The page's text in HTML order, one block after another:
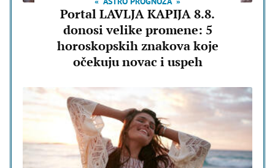
Portal LAVLJA KAPIJA 8.8.
donosi velike promene: 5
horoskopskih znakova koje
očekuju novac i uspeh